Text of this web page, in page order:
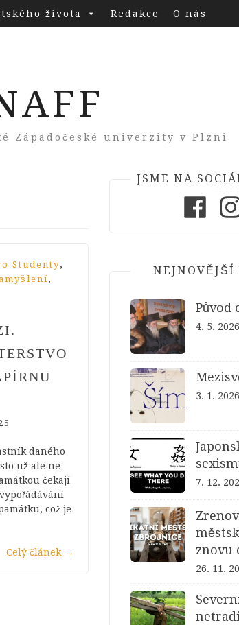
života Redakce O nás
Západočeské univerzity v Plzni
Studenty,
,
daného
už ale ne
čekají
což je
Celý článek →
JSME NA
NEJNOVĚJŠÍ
Původ
4. 5. 2026
3. 1. 2026
7. 12.
znovu
26. 11.